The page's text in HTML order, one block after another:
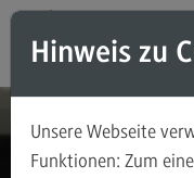
Direkt zum Inhalt
Direkt zum Hauptmenu
Direkt zum Footer
Hinweis zu
Unsere Webseite
Funktionen: Zum